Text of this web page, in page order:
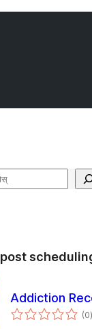
post
Addiction
(0)